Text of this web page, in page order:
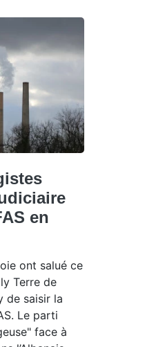
en
ont salué ce
Terre de
de saisir la
Le parti
face à